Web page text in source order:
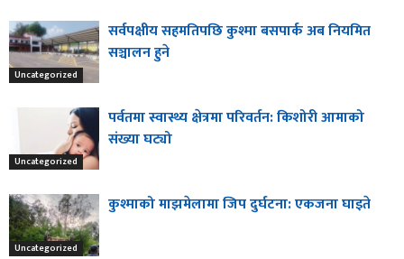
Uncategorized
सर्वपक्षीय सहमतिपछि कुश्मा बसपार्क अब नियमित
सञ्चालन हुने
Uncategorized
पर्वतमा स्वास्थ्य क्षेत्रमा परिवर्तन: किशोरी आमाको
संख्या घट्यो
Uncategorized
कुश्माको माझमेलामा जिप दुर्घटना: एकजना घाइते